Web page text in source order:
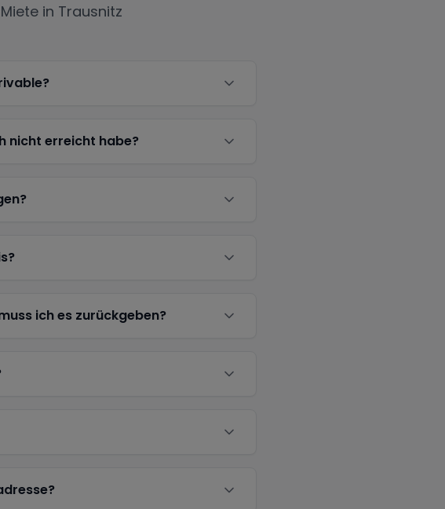
in Trausnitz
nicht erreicht habe?
ich es zurückgeben?